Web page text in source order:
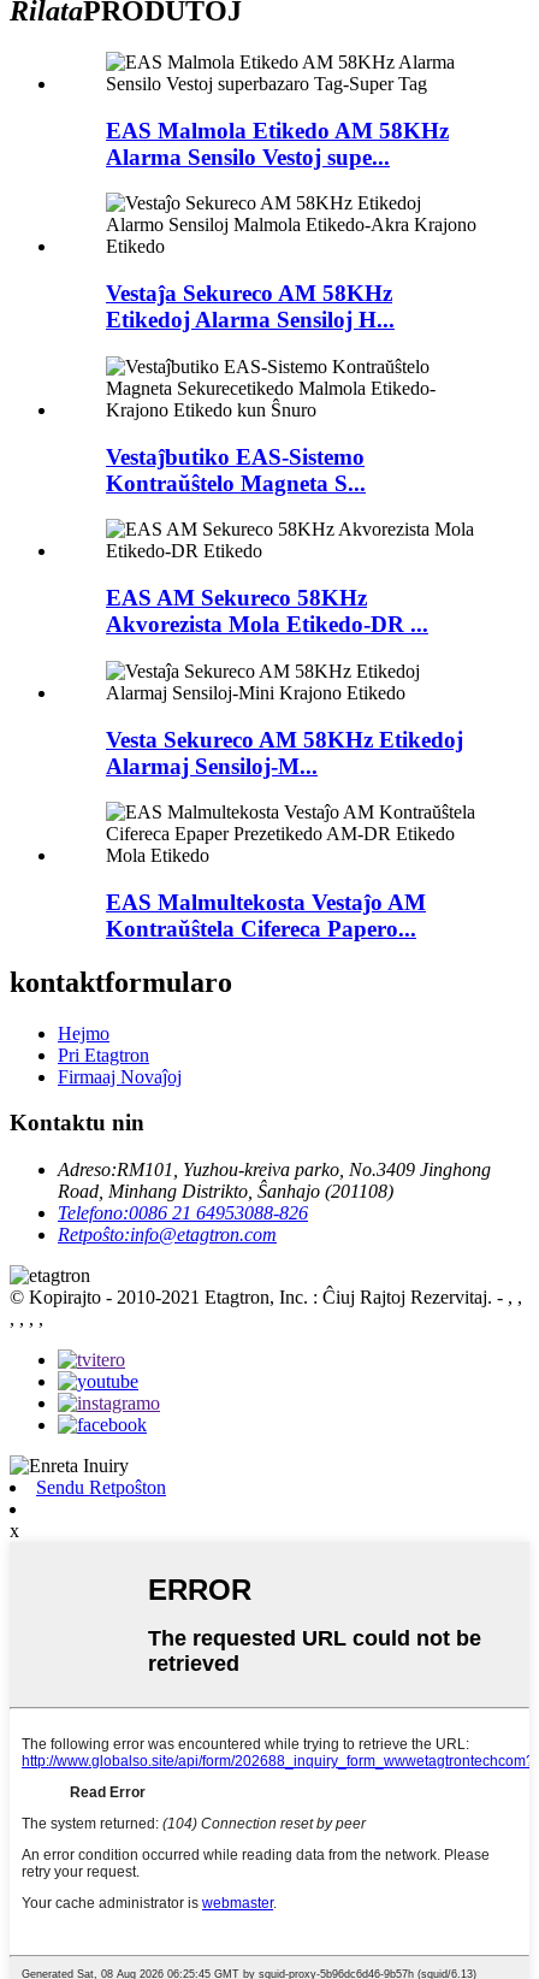
RilataPRODUTOJ
EAS Malmola Etikedo AM 58KHz
Alarma Sensilo Vestoj supe...
Vestaĵa Sekureco AM 58KHz
Etikedoj Alarma Sensiloj H...
Vestaĵbutiko EAS-Sistemo
Kontraŭŝtelo Magneta S...
EAS AM Sekureco 58KHz
Akvorezista Mola Etikedo-DR ...
Vesta Sekureco AM 58KHz Etikedoj
Alarmaj Sensiloj-M...
EAS Malmultekosta Vestaĵo AM
Kontraŭŝtela Cifereca Papero...
kontaktformularo
Hejmo
Pri Etagtron
Firmaaj Novaĵoj
Kontaktu nin
Adreso:RM101, Yuzhou-kreiva parko, No.3409 Jinghong
Road, Minhang Distrikto, Ŝanhajo (201108)
Telefono:0086 21 64953088-826
Retpoŝto:info@etagtron.com
© Kopirajto - 2010-2021 Etagtron, Inc. : Ĉiuj Rajtoj Rezervitaj. - , ,
, , , ,
Sendu Retpoŝton
x